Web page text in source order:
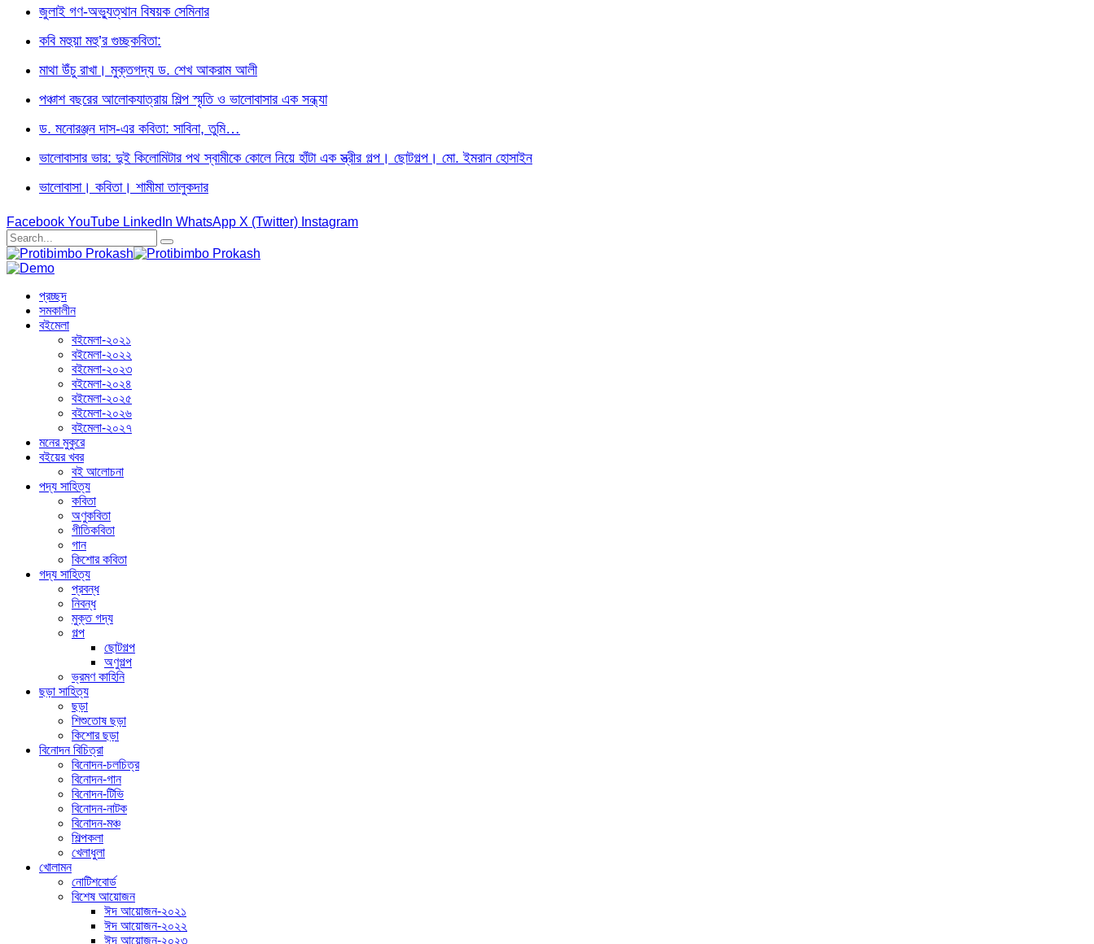
জুলাই গণ-অভ্যুত্থান বিষয়ক সেমিনার
কবি মহুয়া মহু’র গুচ্ছকবিতা:
মাথা উঁচু রাখা। মুক্তগদ্য ড. শেখ আকরাম আলী
পঞ্চাশ বছরের আলোকযাত্রায় শিল্প স্মৃতি ও ভালোবাসার এক সন্ধ্যা
ড. মনোরঞ্জন দাস-এর কবিতা: সাবিনা, তুমি…
ভালোবাসার ভার: দুই কিলোমিটার পথ স্বামীকে কোলে নিয়ে হাঁটা এক স্ত্রীর গল্প। ছোটগল্প। ‎মো. ইমরান হোসাইন
ভালোবাসা। কবিতা। শামীমা তালুকদার
Facebook YouTube LinkedIn WhatsApp X (Twitter) Instagram
প্রচ্ছদ
সমকালীন
বইমেলা
বইমেলা-২০২১
বইমেলা-২০২২
বইমেলা-২০২৩
বইমেলা-২০২৪
বইমেলা-২০২৫
বইমেলা-২০২৬
বইমেলা-২০২৭
মনের মুকুরে
বইয়ের খবর
বই আলোচনা
পদ্য সাহিত্য
কবিতা
অণুকবিতা
গীতিকবিতা
গান
কিশোর কবিতা
গদ্য সাহিত্য
প্রবন্ধ
নিবন্ধ
মুক্ত গদ্য
গল্প
ছোটগল্প
অণুগল্প
ভ্রমণ কাহিনি
ছড়া সাহিত্য
ছড়া
শিশুতোষ ছড়া
কিশোর ছড়া
বিনোদন বিচিত্রা
বিনোদন-চলচিত্র
বিনোদন-গান
বিনোদন-টিভি
বিনোদন-নাটক
বিনোদন-মঞ্চ
শিল্পকলা
খেলাধুলা
খোলামন
নোটিশবোর্ড
বিশেষ আয়োজন
ঈদ আয়োজন-২০২১
ঈদ আয়োজন-২০২২
ঈদ আয়োজন-২০২৩